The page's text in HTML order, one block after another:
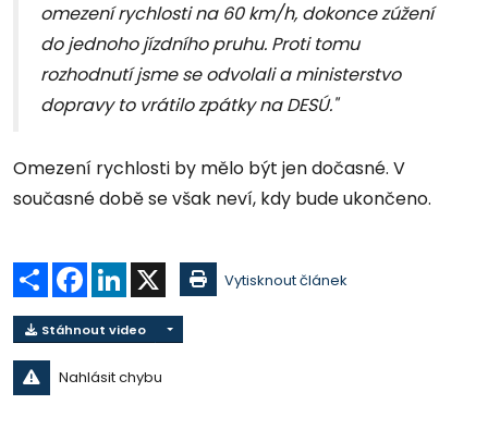
omezení rychlosti na 60 km/h, dokonce zúžení
do jednoho jízdního pruhu. Proti tomu
rozhodnutí jsme se odvolali a ministerstvo
dopravy to vrátilo zpátky na DESÚ."
Omezení rychlosti by mělo být jen dočasné. V
současné době se však neví, kdy bude ukončeno.
Sdílet Facebook
LinkedIn Vytisknout článek
Stáhnout video
Nahlásit chybu